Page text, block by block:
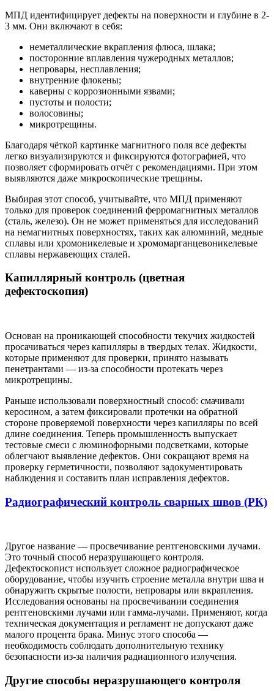
МПД идентифицирует дефекты на поверхности и глубине в 2-
3 мм. Они включают в себя:
неметаллические вкрапления флюса, шлака;
посторонние вплавления чужеродных металлов;
непровары, несплавления;
внутренние флокены;
каверны с коррозионными язвами;
пустоты и полости;
волосовины;
микротрещины.
Благодаря чёткой картинке магнитного поля все дефекты
легко визуализируются и фиксируются фотографией, что
позволяет сформировать отчёт с рекомендациями. При этом
выявляются даже микроскопические трещины.
Выбирая этот способ, учитывайте, что МПД применяют
только для проверок соединений ферромагнитных металлов
(сталь, железо). Он не может применяться для исследований
на немагнитных поверхностях, таких как алюминий, медные
сплавы или хромоникелевые и хромомарганцевоникелевые
сплавы нержавеющих сталей.
Капиллярный контроль (цветная
дефектоскопия)
Основан на проникающей способности текучих жидкостей
просачиваться через капилляры в твердых телах. Жидкости,
которые применяют для проверки, принято называть
пенетрантами — из-за способности протекать через
микротрещины.
Раньше использовали поверхностный способ: смачивали
керосином, а затем фиксировали протечки на обратной
стороне проверяемой поверхности через капилляры по всей
длине соединения. Теперь промышленность выпускает
тестовые смеси с люминофорными подсветками, которые
облегчают выявление дефектов. Они сокращают время на
проверку герметичности, позволяют задокументировать
наблюдения и составить план исправления дефектов.
Радиографический контроль сварных швов (РК)
Другое название — просвечивание рентгеновскими лучами.
Это точный способ неразрушающего контроля.
Дефектоскопист использует сложное радиографическое
оборудование, чтобы изучить строение металла внутри шва и
обнаружить скрытые полости, непровары или вкрапления.
Исследования основаны на просвечивании соединения
рентгеновскими лучами или гамма-лучами. Применяют, когда
техническая документация и регламент не допускают даже
малого процента брака. Минус этого способа —
необходимость соблюдать дополнительную технику
безопасности из-за наличия радиационного излучения.
Другие способы неразрушающего контроля